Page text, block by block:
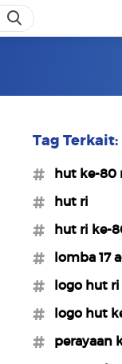
Tag Terkait:
#hut ke-80
#hut ri
#hut ri ke-
#lomba 17
#logo hut ri
#logo hut
#perayaan